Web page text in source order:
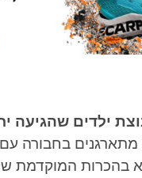
ילדים שהגיעה
בחבורה
בהכרות המוקדמת